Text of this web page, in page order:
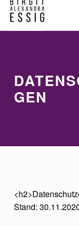
BIRGIT
GEN
Stand: